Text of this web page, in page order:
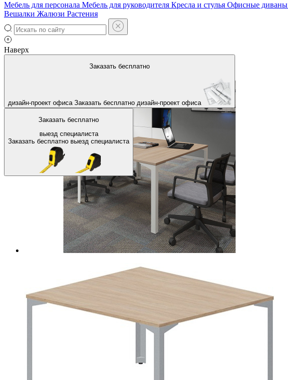
Мебель для персонала Мебель для руководителя Кресла и стулья Офисные диваны
Вешалки Жалюзи Растения
Наверх
Заказать бесплатно
дизайн-проект офиса Заказать бесплатно дизайн-проект офиса
Заказать бесплатно
выезд специалиста
Заказать бесплатно выезд специалиста
На главную